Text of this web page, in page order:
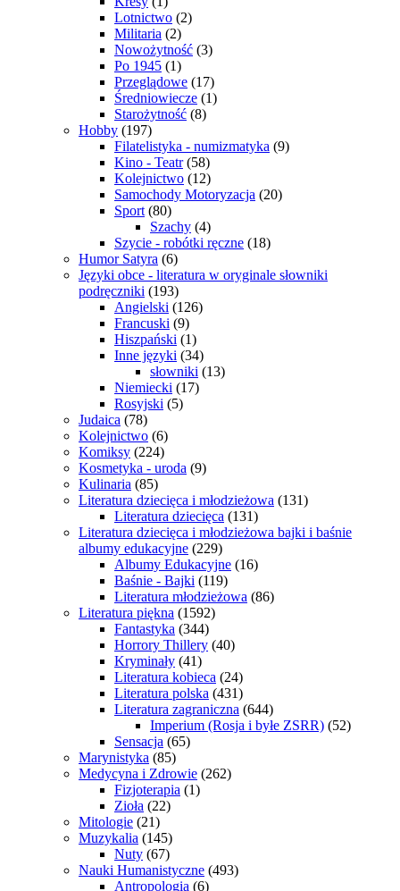
Lotnictwo (2)
Militaria (2)
Nowożytność (3)
Po 1945 (1)
Przeglądowe (17)
Średniowiecze (1)
Starożytność (8)
Hobby (197)
Filatelistyka - numizmatyka (9)
Kino - Teatr (58)
Kolejnictwo (12)
Samochody Motoryzacja (20)
Sport (80)
Szachy (4)
Szycie - robótki ręczne (18)
Humor Satyra (6)
Języki obce - literatura w oryginale słowniki
podręczniki (193)
Angielski (126)
Francuski (9)
Hiszpański (1)
Inne języki (34)
słowniki (13)
Niemiecki (17)
Rosyjski (5)
Judaica (78)
Kolejnictwo (6)
Komiksy (224)
Kosmetyka - uroda (9)
Kulinaria (85)
Literatura dziecięca i młodzieżowa (131)
Literatura dziecięca (131)
Literatura dziecięca i młodzieżowa bajki i baśnie
albumy edukacyjne (229)
Albumy Edukacyjne (16)
Baśnie - Bajki (119)
Literatura młodzieżowa (86)
Literatura piękna (1592)
Fantastyka (344)
Horrory Thillery (40)
Kryminały (41)
Literatura kobieca (24)
Literatura polska (431)
Literatura zagraniczna (644)
Imperium (Rosja i byłe ZSRR) (52)
Sensacja (65)
Marynistyka (85)
Medycyna i Zdrowie (262)
Fizjoterapia (1)
Zioła (22)
Mitologie (21)
Muzykalia (145)
Nuty (67)
Nauki Humanistyczne (493)
Antropologia (6)